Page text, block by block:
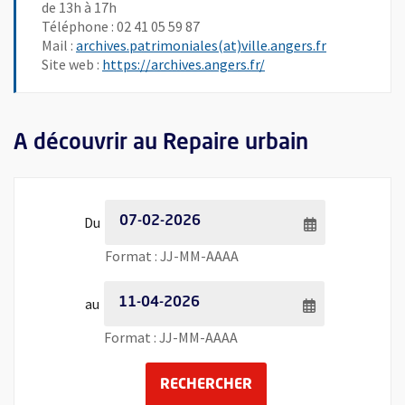
de 13h à 17h
Téléphone : 02 41 05 59 87
Mail : archives.patrimoniales(at)ville.angers.fr, Ouvre une
Site web : https://archives.angers.fr/, Ouvre une nouvelle
A découvrir au Repaire urbain
Du Filtrer les événements par date - Date de début
Format : JJ-MM-AAAA
au Filtrer les événements par date - Date de fin
Format : JJ-MM-AAAA
RECHERCHER